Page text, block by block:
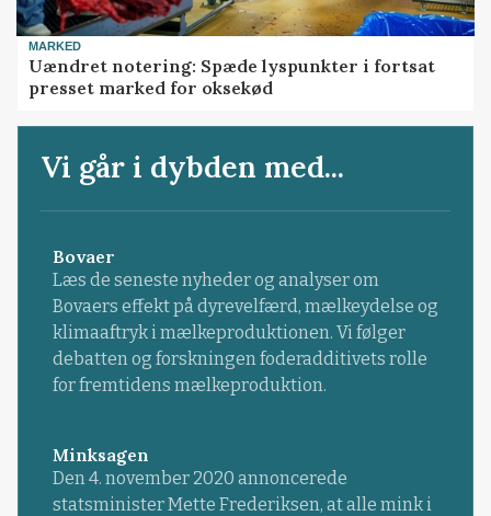
MARKED
Uændret notering: Spæde lyspunkter i fortsat
presset marked for oksekød
Vi går i dybden med...
Bovaer
Læs de seneste nyheder og analyser om
Bovaers effekt på dyrevelfærd, mælkeydelse og
klimaaftryk i mælkeproduktionen. Vi følger
debatten og forskningen foderadditivets rolle
for fremtidens mælkeproduktion.
Minksagen
Den 4. november 2020 annoncerede
statsminister Mette Frederiksen, at alle mink i